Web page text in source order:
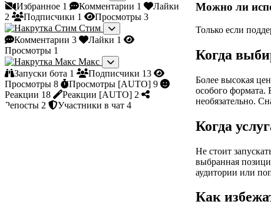
Избранное 1 Комментарии 1
Лайки
2
Подписчики 1 Просмотры 3
Стим
Комментарии 3 Лайки 1
Просмотры 1
Макс
Запуски бота 1 Подписчики 13
Просмотры 8 Просмотры [AUTO] 9
Реакции 18 Реакции [AUTO] 2
Репосты 2 Участники в чат 4
Можно ли
Только если
Когда
Более высокая
особого формата.
необязательно.
Когда
Не стоит
выбранная
аудитории или
Как